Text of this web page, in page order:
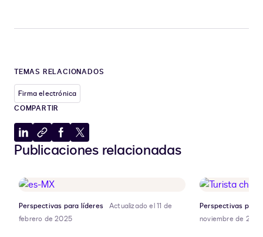
TEMAS RELACIONADOS
Firma electrónica
COMPARTIR
Compartir
en
Copiar
al
Compartir
en
Compartir
en
Publicaciones relacionadas
Perspectivas para líderes
Actualizado el 11 de
febrero de 2025
Perspectivas para
noviembre de 2024